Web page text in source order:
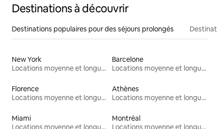
Destinations à découvrir
Destinations populaires pour des séjours prolongés
New York
Locations moyenne et longue durée
Barcelone
Locations moyenne et longue durée
Florence
Locations moyenne et longue durée
Athènes
Locations moyenne et longue durée
Miami
Locations moyenne et longue durée
Montréal
Locations moyenne et longue durée